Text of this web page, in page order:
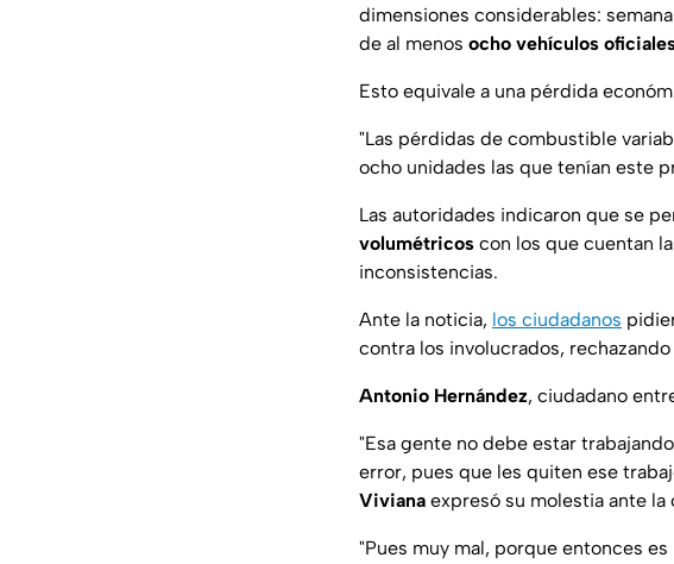
dimensiones considerables:
de al menos ocho vehículos
Esto equivale a una pérdida
"Las pérdidas de combustible
ocho unidades las que tenían este
Las autoridades indicaron que se
volumétricos con los que cuentan
inconsistencias.
Ante la noticia, los ciudadanos
contra los involucrados,
Antonio Hernández, ciudadano
"Esa gente no debe estar
error, pues que les quiten ese
Viviana expresó su molestia ante
"Pues muy mal, porque entonces